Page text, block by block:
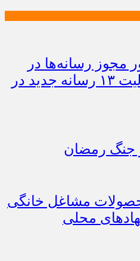
مجوز رسانه‌ها در
خراسان شمالی / فعالیت ۱۳ رسانه جدید در
جنگ رمضان
مشاغل خانگی
محلی